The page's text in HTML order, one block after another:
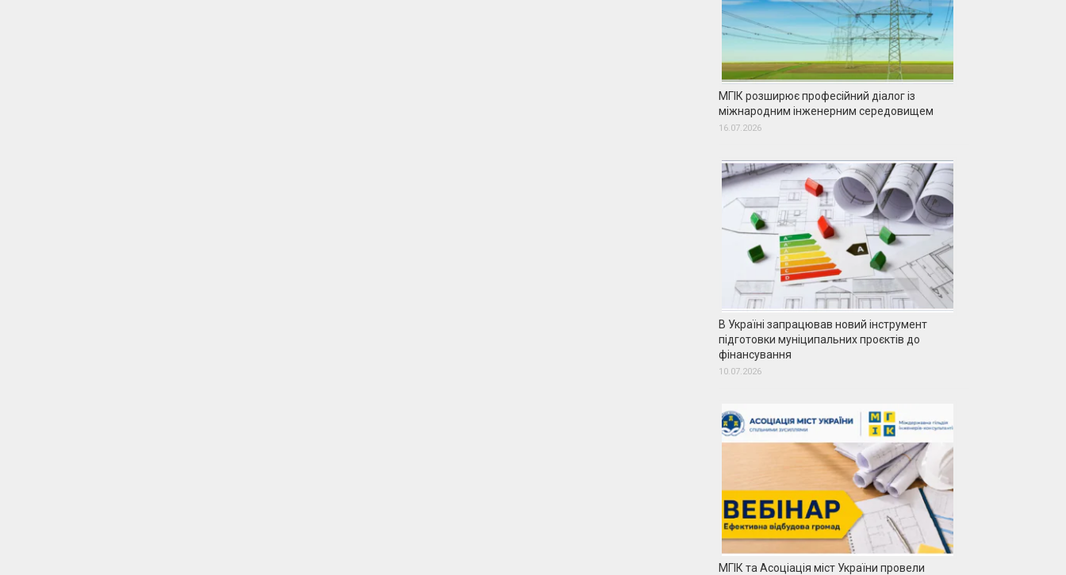
МГІК розширює професійний діалог із
міжнародним інженерним середовищем
16.07.2026
В Україні запрацював новий інструмент
підготовки муніципальних проєктів до
фінансування
10.07.2026
МГІК та Асоціація міст України провели